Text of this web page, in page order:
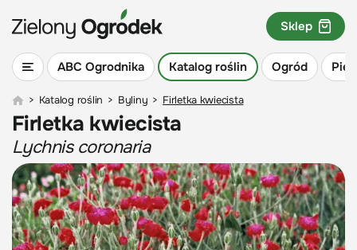
ABC Ogrodnika Katalog roślin Ogród
Sklep
> Katalog roślin > Byliny > Firletka kwiecista
Firletka kwiecista
Lychnis coronaria